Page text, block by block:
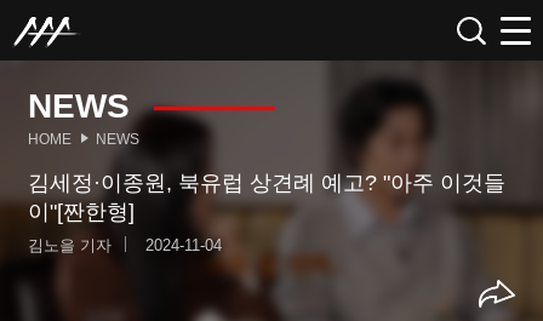
NEWS
HOME NEWS
김세정·이종원, 북유럽 상견례 예고? "아주 이것들
이"[짠한형]
김노을 기자 2024-11-04